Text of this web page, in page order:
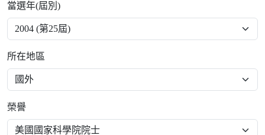
當選年(屆別)
所在地區
榮譽